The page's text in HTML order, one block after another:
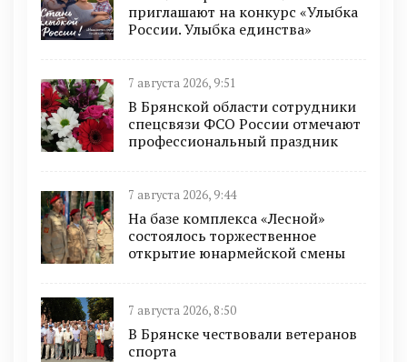
приглашают на конкурс «Улыбка
России. Улыбка единства»
7 августа 2026, 9:51
В Брянской области сотрудники
спецсвязи ФСО России отмечают
профессиональный праздник
7 августа 2026, 9:44
На базе комплекса «Лесной»
состоялось торжественное
открытие юнармейской смены
7 августа 2026, 8:50
В Брянске чествовали ветеранов
спорта